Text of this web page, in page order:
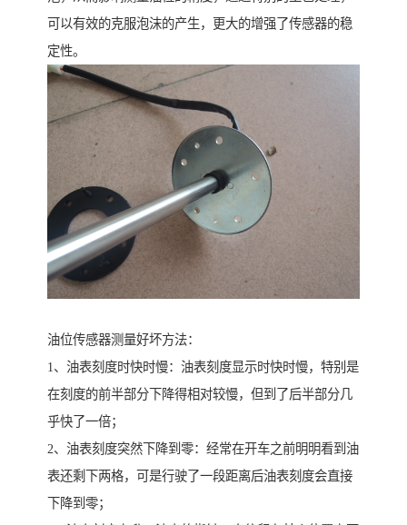
可以有效的克服泡沫的产生，更大的增强了传感器的稳
定性。
油位传感器测量好坏方法：
1、油表刻度时快时慢：油表刻度显示时快时慢，特别是
在刻度的前半部分下降得相对较慢，但到了后半部分几
乎快了一倍；
2、油表刻度突然下降到零：经常在开车之前明明看到油
表还剩下两格，可是行驶了一段距离后油表刻度会直接
下降到零；